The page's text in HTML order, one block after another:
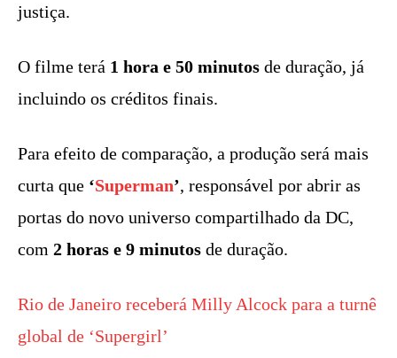
justiça.
O filme terá 1 hora e 50 minutos de duração, já
incluindo os créditos finais.
Para efeito de comparação, a produção será mais
curta que ‘Superman’, responsável por abrir as
portas do novo universo compartilhado da DC,
com 2 horas e 9 minutos de duração.
Rio de Janeiro receberá Milly Alcock para a turnê
global de ‘Supergirl’